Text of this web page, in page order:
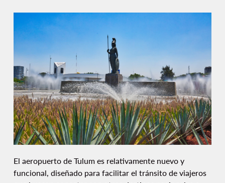
El aeropuerto de Tulum es relativamente nuevo y
funcional, diseñado para facilitar el tránsito de viajeros